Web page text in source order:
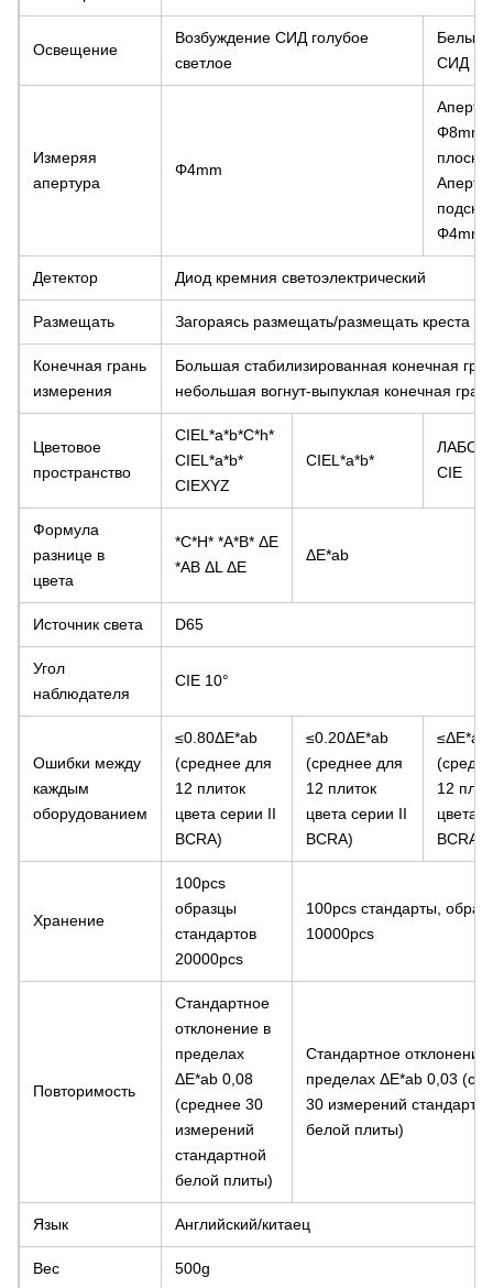
Освещение
Возбуждение СИД голубое
светлое
Белый
СИД
Измеряя
апертура
Φ4mm
Φ8mm
Φ4mm
Детектор Диод кремния светоэлектрический
Размещать Загораясь размещать/размещать креста
Конечная грань
измерения
Большая стабилизированная конечная
небольшая вогнут-выпуклая конечная
Цветовое
пространство
CIEL*a*b*C*h*
CIEL*a*b*
CIEXYZ
CIEL*a*b*
CIE
Формула
разнице в
цвета
*C*H* *A*B* ΔE
*AB ΔL ΔE
ΔE*ab
Источник света D65
Угол
наблюдателя
CIE 10°
Ошибки между
каждым
оборудованием
≤0.80ΔE*ab
(среднее для
12 плиток
цвета серии II
BCRA)
≤0.20ΔE*ab
(среднее для
12 плиток
цвета серии II
BCRA)
≤ΔE*ab
12
цвета
BCRA)
Хранение
100pcs
образцы
стандартов
20000pcs
100pcs стандарты,
10000pcs
Повторимость
Стандартное
отклонение в
пределах
ΔE*ab 0,08
(среднее 30
измерений
стандартной
белой плиты)
Стандартное отклонение
пределах ΔE*ab 0,03
30 измерений
белой плиты)
Язык Английский/китаец
Вес 500g